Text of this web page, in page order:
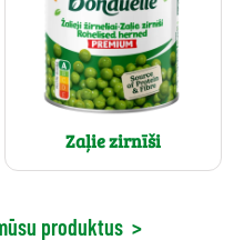
Zaļie zirnīši
produktus >